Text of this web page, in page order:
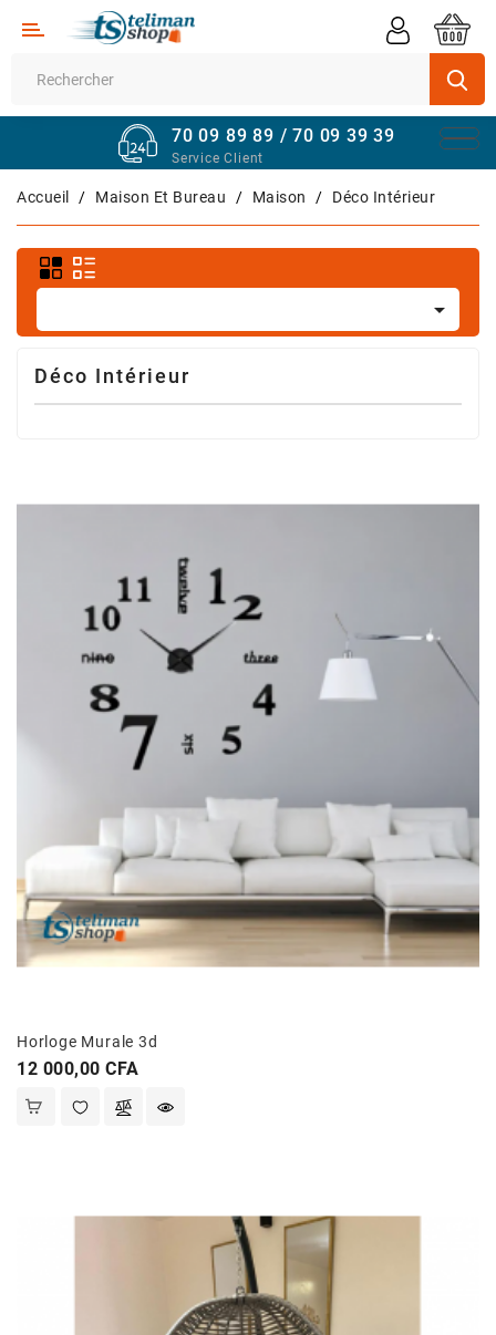
Catégorie
Quincaillerie
Sport
Fitness
Maison
Electronique
Bébé
Véhicules
Santé
Beauté
70 09 89 89 / 70 09 39 39
Service Client
Accueil Maison Et Bureau Maison Déco Intérieur

Déco Intérieur
Horloge Murale 3d
Prix
12 000,00 CFA